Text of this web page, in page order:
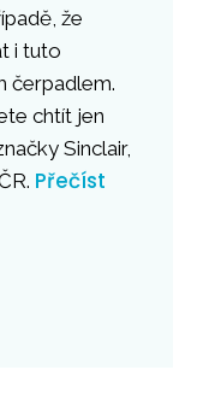
že
i tuto
čerpadlem.
chtít jen
Sinclair,
Přečíst